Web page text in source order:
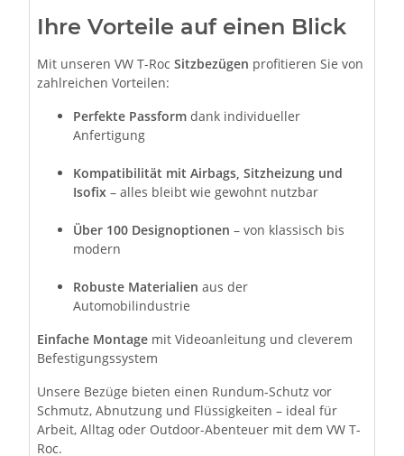
Ihre Vorteile auf einen Blick
Mit unseren VW T-Roc Sitzbezügen profitieren Sie von
zahlreichen Vorteilen:
Perfekte Passform dank individueller
Anfertigung
Kompatibilität mit Airbags, Sitzheizung und
Isofix – alles bleibt wie gewohnt nutzbar
Über 100 Designoptionen – von klassisch bis
modern
Robuste Materialien aus der
Automobilindustrie
Einfache Montage mit Videoanleitung und cleverem
Befestigungssystem
Unsere Bezüge bieten einen Rundum-Schutz vor
Schmutz, Abnutzung und Flüssigkeiten – ideal für
Arbeit, Alltag oder Outdoor-Abenteuer mit dem VW T-
Roc.